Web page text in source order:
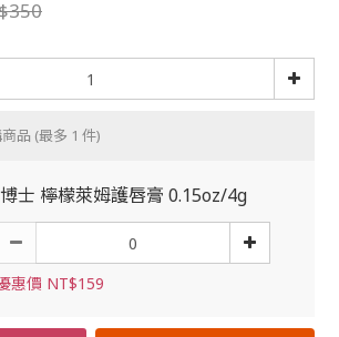
品 (最多 1 件)
士 檸檬萊姆護唇膏 0.15oz/4g
惠價 NT$159